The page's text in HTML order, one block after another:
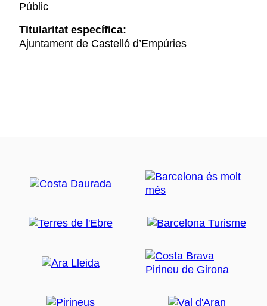
Públic
Titularitat específica:
Ajuntament de Castelló d’Empúries